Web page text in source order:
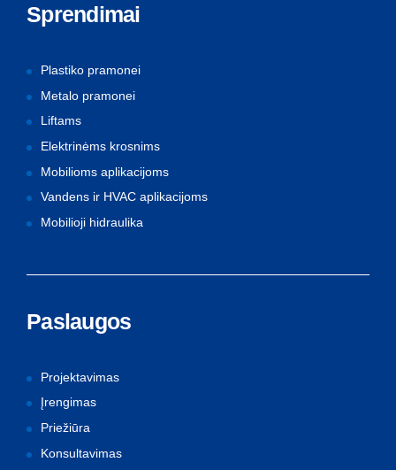
Sprendimai
Plastiko pramonei
Metalo pramonei
Liftams
Elektrinėms krosnims
Mobilioms aplikacijoms
Vandens ir HVAC aplikacijoms
Mobilioji hidraulika
Paslaugos
Projektavimas
Įrengimas
Priežiūra
Konsultavimas